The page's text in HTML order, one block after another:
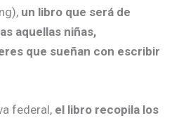
un libro que será de
aquellas niñas,
que sueñan con escribir
federal, el libro recopila los